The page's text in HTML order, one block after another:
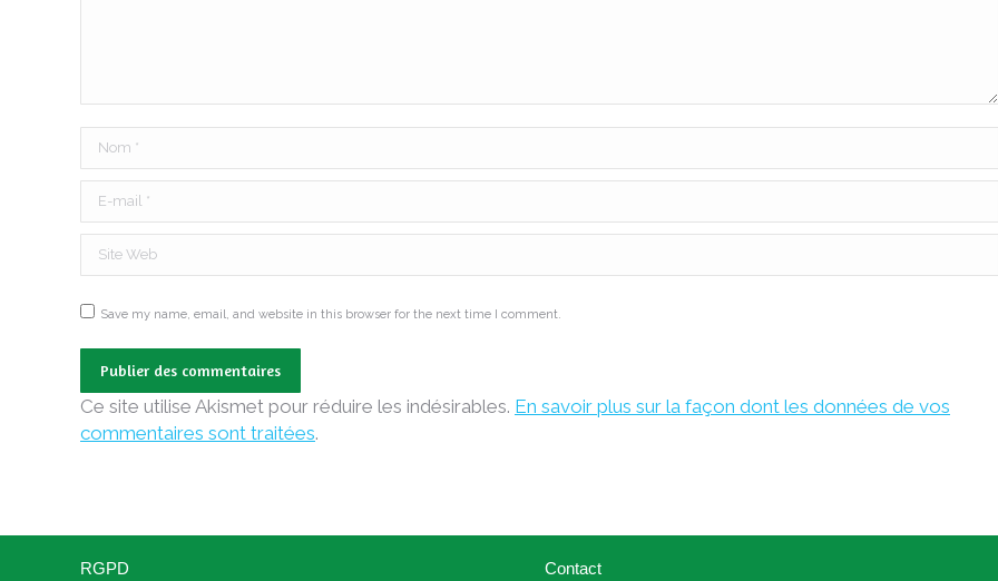
Nom *
E-mail *
Site Web
Save my name, email, and website in this browser for the next time I comment.
Publier des commentaires
Ce site utilise Akismet pour réduire les indésirables. En savoir plus sur la façon dont les données de vos
commentaires sont traitées.
RGPD Contact